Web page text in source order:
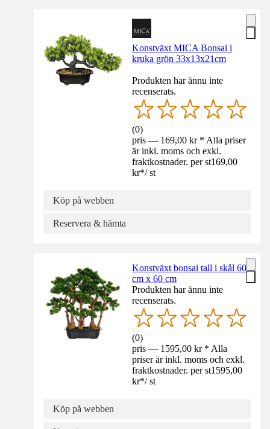
Konstväxt MICA Bonsai i
kruka grön 33x13x21cm
Produkten har ännu inte
recenserats.
(0)
pris — 169,00 kr * Alla priser
är inkl. moms och exkl.
fraktkostnader. per st169,00
kr*/ st
Köp på webben
Reservera & hämta
Konstväxt bonsai tall i skål 60
cm x 60 cm
Produkten har ännu inte
recenserats.
(0)
pris — 1595,00 kr * Alla
priser är inkl. moms och exkl.
fraktkostnader. per st1595,00
kr*/ st
Köp på webben